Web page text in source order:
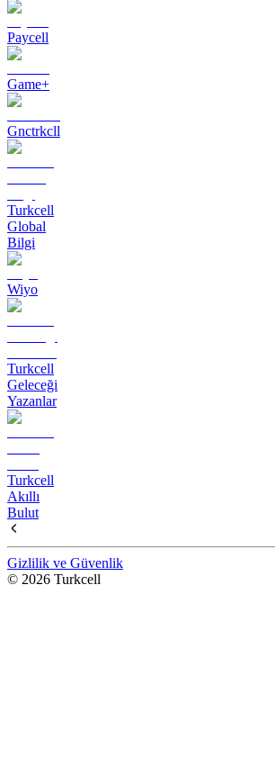
Paycell
Game+
Gnctrkcll
Turkcell
Global
Bilgi
Wiyo
Turkcell
Geleceği
Yazanlar
Turkcell
Akıllı
Bulut
Gizlilik ve Güvenlik
© 2026 Turkcell